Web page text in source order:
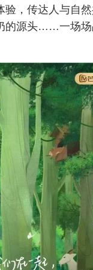
，传达人与自
的源头……一场场